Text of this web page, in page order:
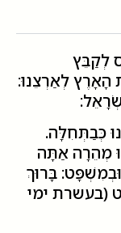
לְקַבֵּץ
הָאָרֶץ לְאַרְצֵנוּ:
כְּבַתְּחִלָּה.
מְהֵרָה אַתָּה
בָּרוּךְ
(בעשרת ימי